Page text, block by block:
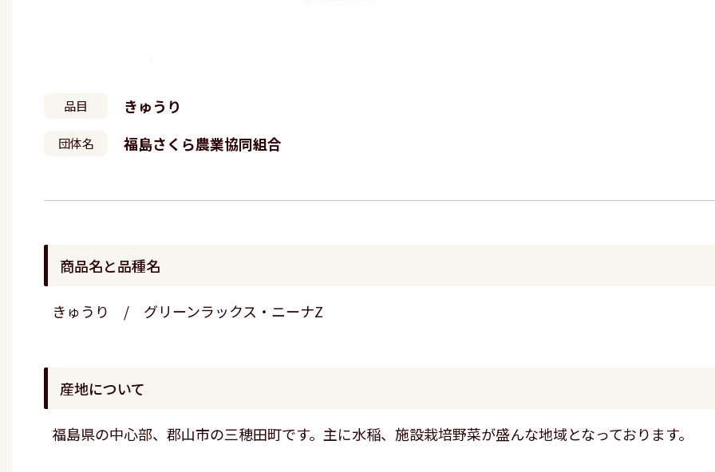
品目 きゅうり
団体名 福島さくら農業協同組合
商品名と品種名
きゅうり / グリーンラックス・ニーナZ
産地について
福島県の中心部、郡山市の三穂田町です。主に水稲、施設栽培野菜が盛んな地域となっております。